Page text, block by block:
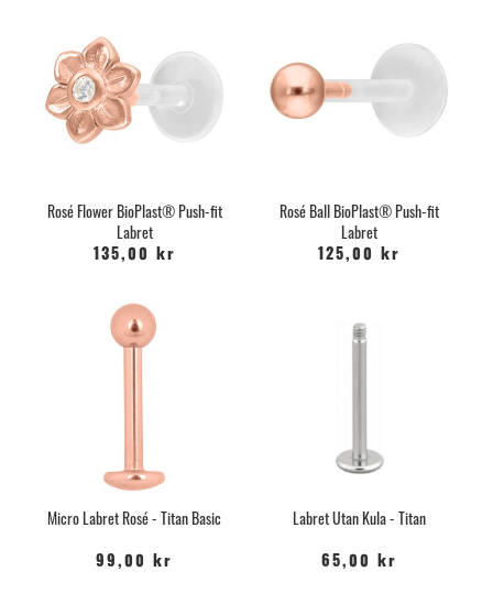
Rosé Flower BioPlast® Push-fit
Labret
135,00 kr
Rosé Ball BioPlast® Push-fit
Labret
125,00 kr
Micro Labret Rosé - Titan Basic
99,00 kr
Labret Utan Kula - Titan
65,00 kr